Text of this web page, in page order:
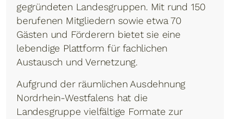
gegründeten Landesgruppen. Mit rund 150
berufenen Mitgliedern sowie etwa 70
Gästen und Förderern bietet sie eine
lebendige Plattform für fachlichen
Austausch und Vernetzung.
Aufgrund der räumlichen Ausdehnung
Nordrhein-Westfalens hat die
Landesgruppe vielfältige Formate zur